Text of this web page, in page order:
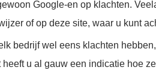
Google-en op klachten.
of op deze site, waar u kunt
bedrijf wel eens klachten hebben,
u al gauw een indicatie hoe